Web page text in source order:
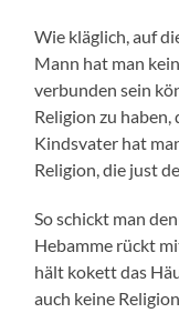
Wie kläglich, auf
Mann hat man
verbunden sein
Religion zu haben,
Kindsvater hat
Religion, die just
So schickt man
Hebamme rückt
hält kokett das
auch keine